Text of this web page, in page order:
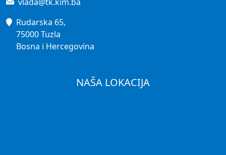
Rudarska 65,
75000 Tuzla
Bosna i Hercegovina
NAŠA LOKACIJA